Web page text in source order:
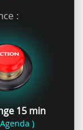
:
15 min
)